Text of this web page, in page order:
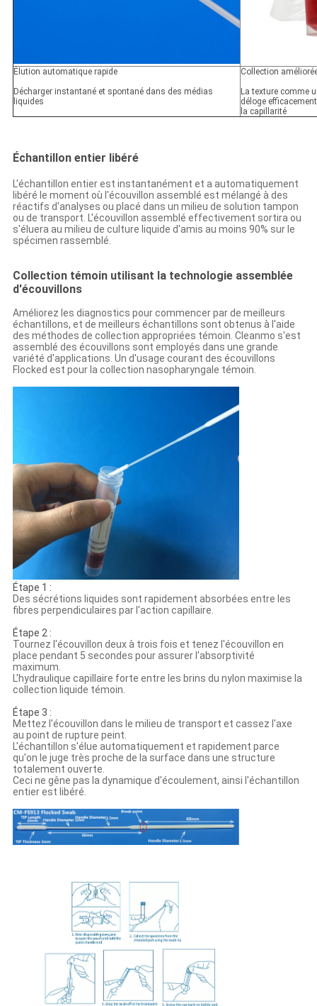
Élution automatique rapide
Décharger instantané et spontané dans des médias
liquides
Collection
La texture comme
déloge
la capillarité
Échantillon entier libéré
L'échantillon entier est instantanément et a automatiquement
libéré le moment où l'écouvillon assemblé est mélangé à des
réactifs d'analyses ou placé dans un milieu de solution tampon
ou de transport. L'écouvillon assemblé effectivement sortira ou
s'éluera au milieu de culture liquide d'amis au moins 90% sur le
spécimen rassemblé.
Collection témoin utilisant la technologie assemblée
d'écouvillons
Améliorez les diagnostics pour commencer par de meilleurs
échantillons, et de meilleurs échantillons sont obtenus à l'aide
des méthodes de collection appropriées témoin. Cleanmo s'est
assemblé des écouvillons sont employés dans une grande
variété d'applications. Un d'usage courant des écouvillons
Flocked est pour la collection nasopharyngale témoin.
Étape 1 :
Des sécrétions liquides sont rapidement absorbées entre les
fibres perpendiculaires par l'action capillaire.
Étape 2 :
Tournez l'écouvillon deux à trois fois et tenez l'écouvillon en
place pendant 5 secondes pour assurer l'absorptivité
maximum.
L'hydraulique capillaire forte entre les brins du nylon maximise la
collection liquide témoin.
Étape 3 :
Mettez l'écouvillon dans le milieu de transport et cassez l'axe
au point de rupture peint.
L'échantillon s'élue automatiquement et rapidement parce
qu'on le juge très proche de la surface dans une structure
totalement ouverte.
Ceci ne gêne pas la dynamique d'écoulement, ainsi l'échantillon
entier est libéré.